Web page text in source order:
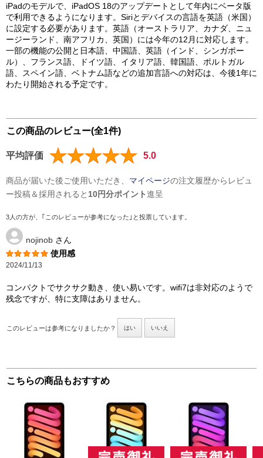
iPadのモデルで、iPadOS 18のアップデートとして年内にベータ版
で利用できるようになります。Siriとデバイスの言語を英語（米国）
に設定する必要があります。英語（オーストラリア、カナダ、ニュ
ージーランド、南アフリカ、英国）には今年の12月に対応します。
一部の機能の公開と日本語、中国語、英語（インド、シンガポー
ル）、フランス語、ドイツ語、イタリア語、韓国語、ポルトガル
語、スペイン語、ベトナム語などの追加言語への対応は、今後1年に
わたり開始される予定です。
この商品のレビュー(全1件)
平均評価 5.0
商品が届いた後ご使用いただき、 マイページの注文履歴からレビュ
ー投稿＆採用されると 10円分ポイント進呈
3人の方が、｢このレビューが参考になった｣と投票しています。
nojinob さん
使用感
2024/11/13
コンパクトでサクサク動き、使い易いです。wifi7は非対応のようで
残念ですが、特に支障はありません。
このレビューは参考になりましたか？ はい いいえ
こちらの商品もおすすめ